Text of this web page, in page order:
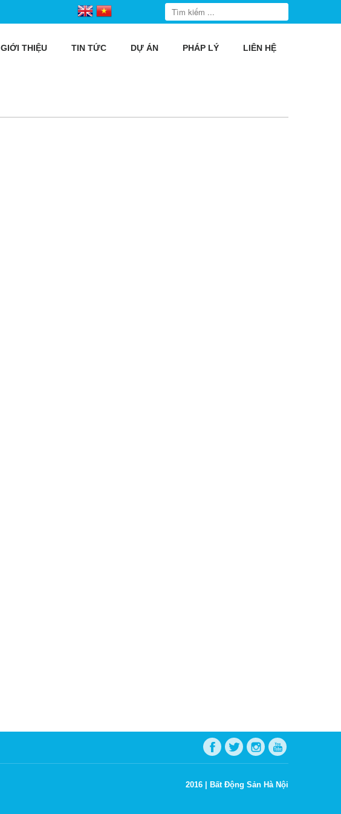
GIỚI THIỆU TIN TỨC DỰ ÁN PHÁP LÝ LIÊN HỆ
2016 | Bất Động Sản Hà Nội